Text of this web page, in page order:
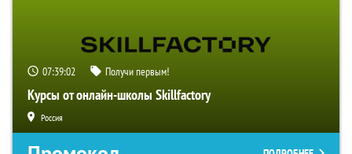
07:39:01 Получи первым!
Курсы от онлайн-школы Skillfactory
Россия